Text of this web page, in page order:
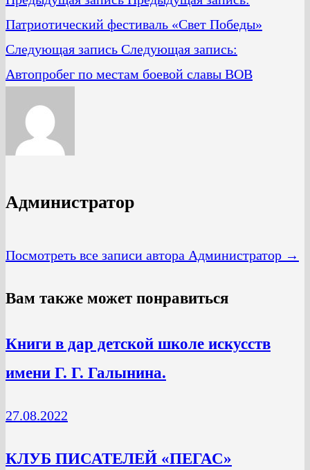
Патриотический фестиваль «Свет Победы»
Следующая запись Следующая запись:
Автопробег по местам боевой славы ВОВ
Администратор
Посмотреть все записи автора Администратор →
Вам также может понравиться
Книги в дар детской школе искусств
имени Г. Г. Галынина.
27.08.2022
КЛУБ ПИСАТЕЛЕЙ «ПЕГАС»